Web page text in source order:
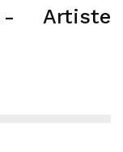
- Artiste